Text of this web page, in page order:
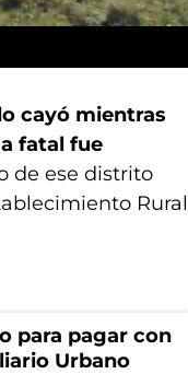
cayó mientras
fatal fue
de ese distrito
Rural
para pagar con
Urbano